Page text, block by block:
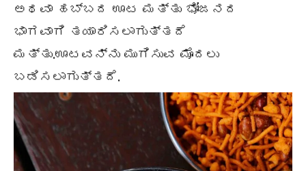
ಅಥವಾ ಹಬ್ಬದ ಊಟ ಮತ್ತು ಭೋಜನದ
ಭಾಗವಾಗಿ ತಯಾರಿಸಲಾಗುತ್ತದೆ
ಮತ್ತು.ಊಟವನ್ನು ಮುಗಿಸುವ ಮೊದಲು
ಬಡಿಸಲಾಗುತ್ತದೆ.